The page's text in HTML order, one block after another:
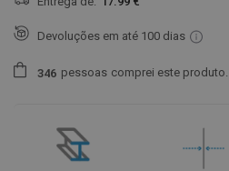
Devoluções em até 100 dias
346 pessoas comprei este produto.